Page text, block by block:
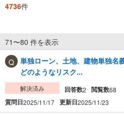
4736件
71〜80 件を表示
単独ローン、土地、建物単独名
どのようなリスク...
解決済み 回答数2 閲覧数68
質問日2025/11/17 更新日2025/11/23